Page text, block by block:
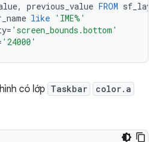
, previous_value FROM
like 'IME%'
= 'screen_bounds.bottom'
'24000'
có lớp Taskbar color.a